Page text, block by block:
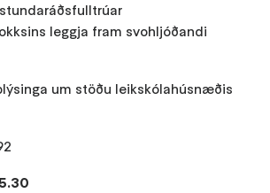
leggja fram svohljóðandi
um stöðu leikskólahúsnæðis